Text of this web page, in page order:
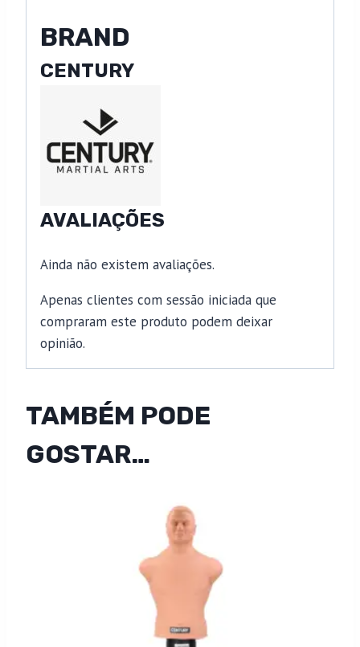
BRAND
CENTURY
AVALIAÇÕES
Ainda não existem avaliações.
Apenas clientes com sessão iniciada que
compraram este produto podem deixar
opinião.
TAMBÉM PODE
GOSTAR…